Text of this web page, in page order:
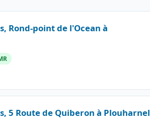
Rond-point de l'Ocean à
5 Route de Quiberon à Plouharnel